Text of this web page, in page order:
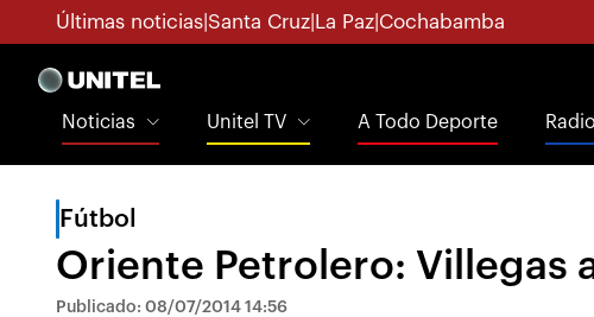
Últimas noticias Santa Cruz La Paz Cochabamba
Noticias Unitel TV A Todo Deporte
Fútbol
Oriente Petrolero: Villegas
Publicado: 08/07/2014 14:56